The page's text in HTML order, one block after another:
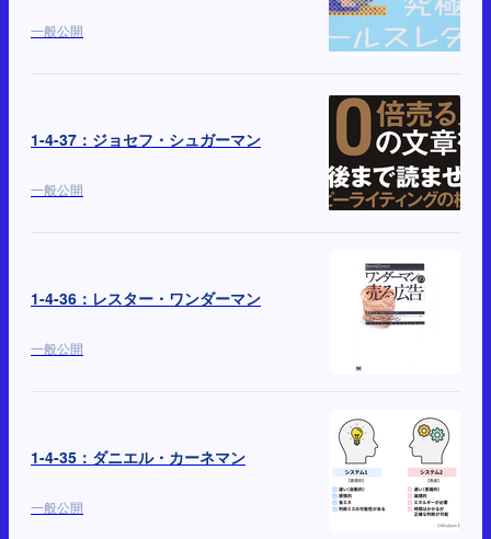
一般公開
1-4-37：ジョセフ・シュガーマン
一般公開
1-4-36：レスター・ワンダーマン
一般公開
1-4-35：ダニエル・カーネマン
一般公開